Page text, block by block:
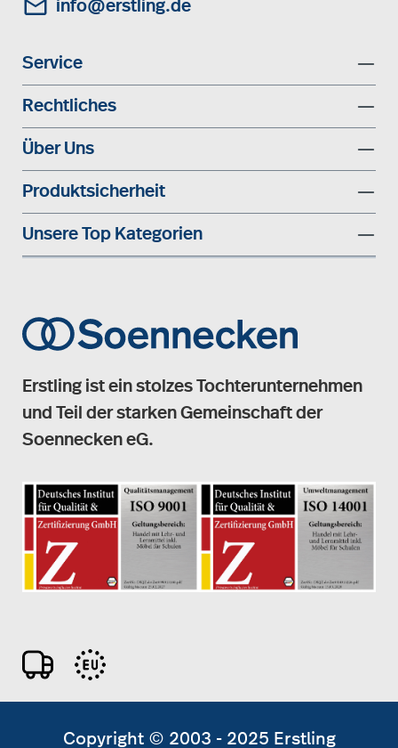
info@erstling.de
Service
Rechtliches
Über Uns
Produktsicherheit
Unsere Top Kategorien
Erstling ist ein stolzes Tochterunternehmen
und Teil der starken Gemeinschaft der
Soennecken eG.
Copyright © 2003 - 2025 Erstling